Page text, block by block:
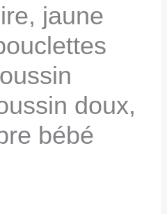
jaune
doux,
bébé